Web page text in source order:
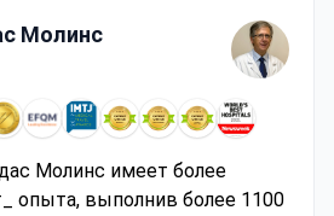
Молинс
Молинс имеет более
опыта, выполнив более 1100